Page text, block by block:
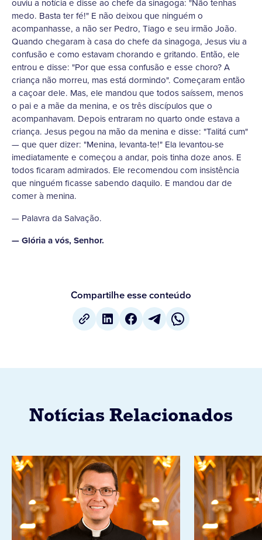
ouviu a notícia e disse ao chefe da sinagoga: "Não tenhas
medo. Basta ter fé!" E não deixou que ninguém o
acompanhasse, a não ser Pedro, Tiago e seu irmão João.
Quando chegaram à casa do chefe da sinagoga, Jesus viu a
confusão e como estavam chorando e gritando. Então, ele
entrou e disse: "Por que essa confusão e esse choro? A
criança não morreu, mas está dormindo". Começaram então
a caçoar dele. Mas, ele mandou que todos saíssem, menos
o pai e a mãe da menina, e os três discípulos que o
acompanhavam. Depois entraram no quarto onde estava a
criança. Jesus pegou na mão da menina e disse: "Talitá cum"
— que quer dizer: "Menina, levanta-te!" Ela levantou-se
imediatamente e começou a andar, pois tinha doze anos. E
todos ficaram admirados. Ele recomendou com insistência
que ninguém ficasse sabendo daquilo. E mandou dar de
comer à menina.
— Palavra da Salvação.
— Glória a vós, Senhor.
Compartilhe esse conteúdo
Notícias Relacionados